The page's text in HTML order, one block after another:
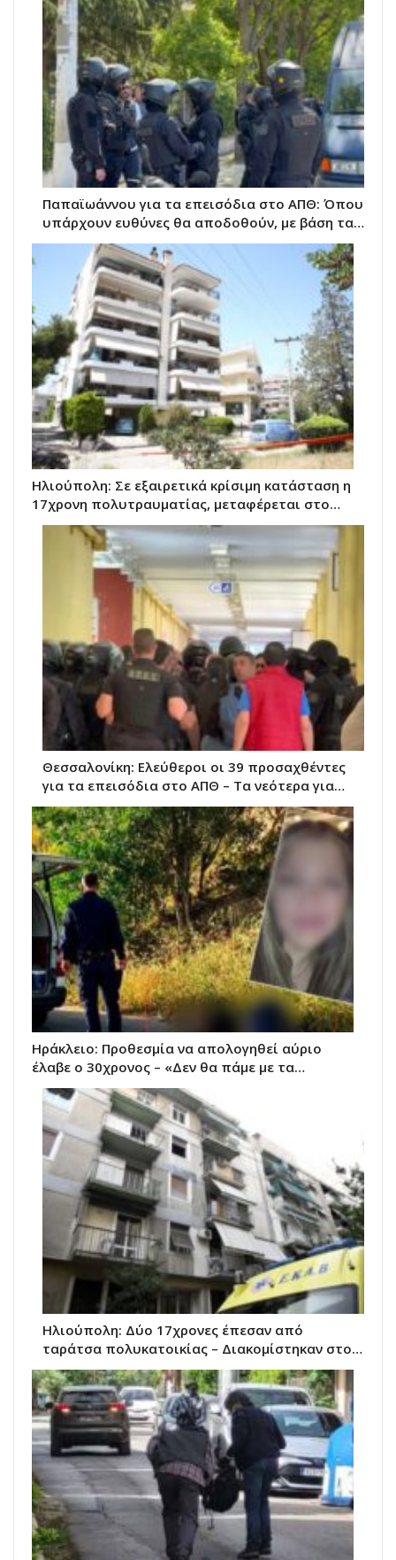
Παπαϊωάννου για τα επεισόδια στο ΑΠΘ: Όπου
υπάρχουν ευθύνες θα αποδοθούν, με βάση τα…
Ηλιούπολη: Σε εξαιρετικά κρίσιμη κατάσταση η
17χρονη πολυτραυματίας, μεταφέρεται στο…
Θεσσαλονίκη: Ελεύθεροι οι 39 προσαχθέντες
για τα επεισόδια στο ΑΠΘ – Τα νεότερα για…
Ηράκλειο: Προθεσμία να απολογηθεί αύριο
έλαβε ο 30χρονος – «Δεν θα πάμε με τα…
Ηλιούπολη: Δύο 17χρονες έπεσαν από
ταράτσα πολυκατοικίας – Διακομίστηκαν στο…